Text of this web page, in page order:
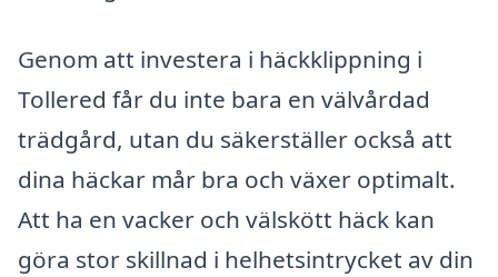
Genom att investera i häckklippning i
Tollered får du inte bara en välvårdad
trädgård, utan du säkerställer också att
dina häckar mår bra och växer optimalt.
Att ha en vacker och välskött häck kan
göra stor skillnad i helhetsintrycket av din